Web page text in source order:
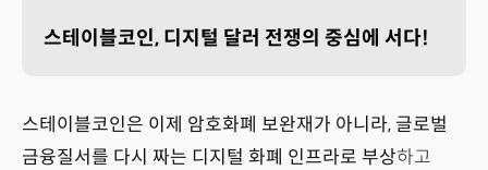
스테이블코인, 디지털 달러 전쟁의 중심에 서다!
스테이블코인은 이제 암호화폐 보완재가 아니라, 글로벌
금융질서를 다시 짜는 디지털 화폐 인프라로 부상하고